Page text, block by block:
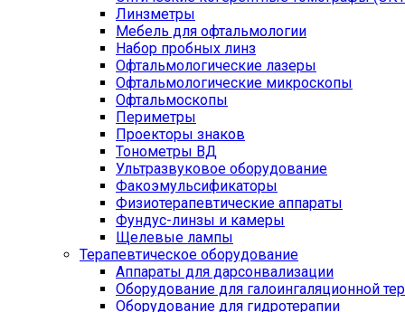
Линзметры
Мебель для офтальмологии
Набор пробных линз
Офтальмологические лазеры
Офтальмологические микроскопы
Офтальмоскопы
Периметры
Проекторы знаков
Тонометры ВД
Ультразвуковое оборудование
Факоэмульсификаторы
Физиотерапевтические аппараты
Фундус-линзы и камеры
Щелевые лампы
Терапевтическое оборудование
Аппараты для дарсонвализации
Оборудование для галоингаляционной
Оборудование для гидротерапии